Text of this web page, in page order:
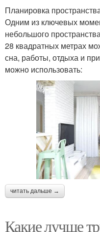
Планировка
Одним из ключевых
небольшого
28 квадратных метрах
сна, работы, отдыха и
можно использовать:
читать дальше →
Какие лучше